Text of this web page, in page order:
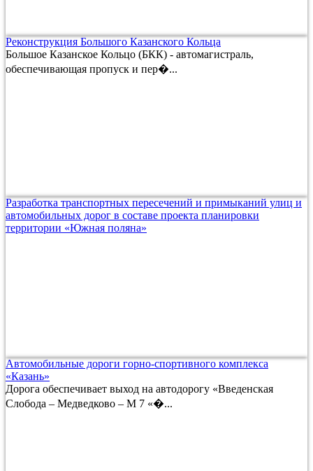
Реконструкция Большого Казанского Кольца
Большое Казанское Кольцо (БКК) - автомагистраль,
обеспечивающая пропуск и пер�...
Разработка транспортных пересечений и примыканий улиц и
автомобильных дорог в составе проекта планировки
территории «Южная поляна»
Автомобильные дороги горно-спортивного комплекса
«Казань»
Дорога обеспечивает выход на автодорогу «Введенская
Слобода – Медведково – М 7 «�...